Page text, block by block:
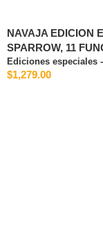
NAVAJA EDICION
SPARROW, 11
Ediciones especiales
$1,279.00